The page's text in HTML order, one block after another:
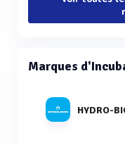
Marques
HYDRO-